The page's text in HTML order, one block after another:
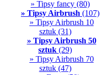
» Tipsy fancy (80)
» Tipsy Airbrush (107)
» Tipsy Airbrush 10
sztuk(31)
» Tipsy Airbrush 50
sztuk (29)
» Tipsy Airbrush 70
sztuk(47)